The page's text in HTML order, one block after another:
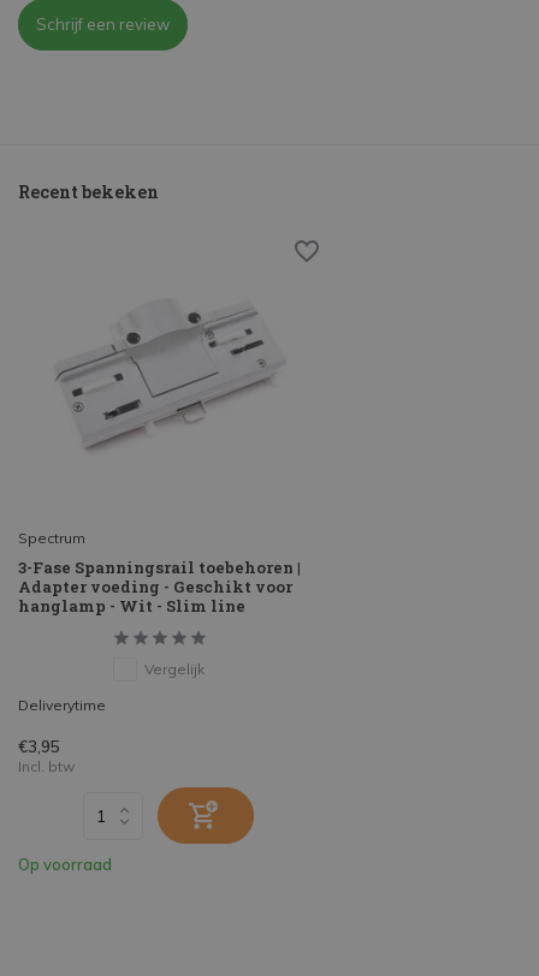
Schrijf een review
Recent bekeken
Spectrum
3-Fase Spanningsrail toebehoren |
Adapter voeding - Geschikt voor
hanglamp - Wit - Slim line
Vergelijk
Deliverytime
€3,95
Incl. btw
Op voorraad